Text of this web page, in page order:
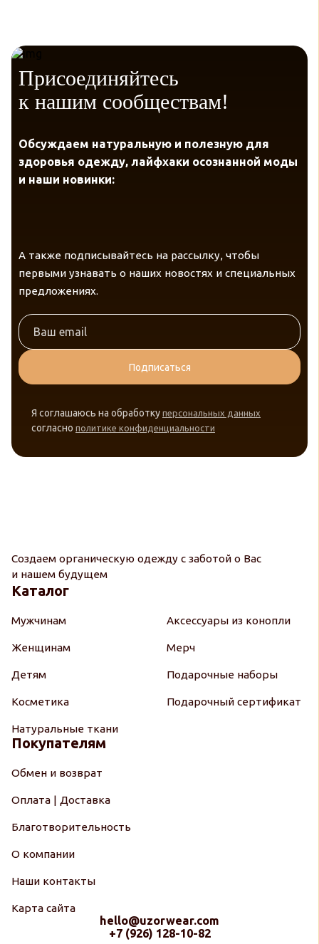
Присоединяйтесь
к нашим сообществам!
Обсуждаем натуральную и полезную для
здоровья одежду, лайфхаки осознанной моды
и наши новинки:
А также подписывайтесь на рассылку, чтобы
первыми узнавать о наших новостях и специальных
предложениях.
Подписаться
Я соглашаюсь на обработку персональных данных
согласно политике конфиденциальности
Создаем органическую одежду с заботой о Вас
и нашем будущем
Каталог
Мужчинам
Женщинам
Детям
Косметика
Натуральные ткани
Аксессуары из конопли
Мерч
Подарочные наборы
Подарочный сертификат
Покупателям
Обмен и возврат
Оплата | Доставка
Благотворительность
О компании
Наши контакты
Карта сайта
hello@uzorwear.com
+7 (926) 128-10-82